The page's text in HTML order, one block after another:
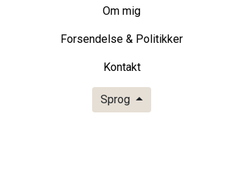
Om mig
Forsendelse & Politikker
Kontakt
Sprog